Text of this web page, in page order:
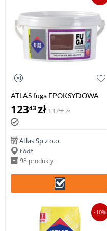
ATLAS fuga EPOKSYDOWA
2kg, 1-10 mm -
dwuskładnikowa
12343zł13715 zł
Atlas Sp z o.o.
Łódź
98 produkty
-10%